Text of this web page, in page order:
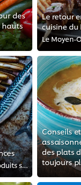
des
hauts
Le retour
cuisine du
Pêche durable, produits saisonniers et production locale
Conseils et
des plats
toujours